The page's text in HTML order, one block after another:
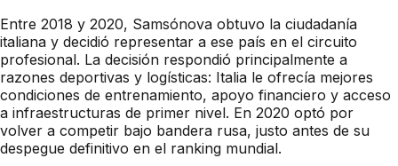
Entre 2018 y 2020, Samsónova obtuvo la ciudadanía
italiana y decidió representar a ese país en el circuito
profesional. La decisión respondió principalmente a
razones deportivas y logísticas: Italia le ofrecía mejores
condiciones de entrenamiento, apoyo financiero y acceso
a infraestructuras de primer nivel. En 2020 optó por
volver a competir bajo bandera rusa, justo antes de su
despegue definitivo en el ranking mundial.